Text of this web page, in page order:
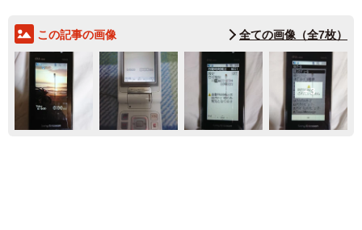
この記事の画像 全ての画像（全7枚）
3